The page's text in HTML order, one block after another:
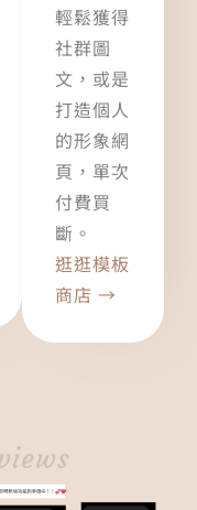
輕鬆獲得
社群圖
文，或是
打造個人
的形象網
頁，單次
付費買
斷。
逛逛模板
商店 →